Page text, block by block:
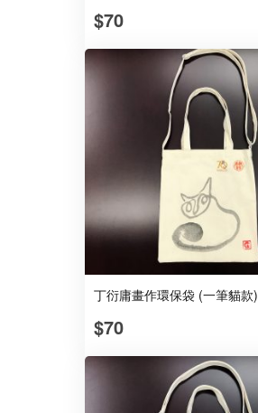
$70
丁衍庸畫作環保袋 (一筆貓款)
$70